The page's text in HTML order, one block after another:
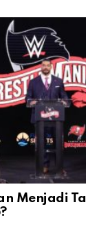
Menjadi